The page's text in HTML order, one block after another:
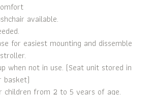
available.
for easiest mounting and dissemble
when not in use. (Seat unit stored in
children from 2 to 5 years of age.